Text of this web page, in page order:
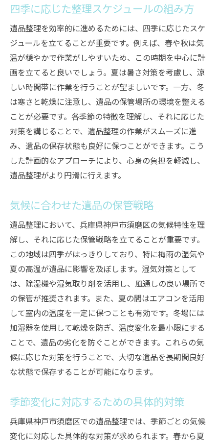
四季に応じた整理スケジュールの組み方
遺品整理を効率的に進めるためには、四季に応じたスケ
ジュールを立てることが重要です。例えば、春や秋は気
温が穏やかで作業がしやすいため、この時期を中心に計
画を立てると良いでしょう。夏は暑さ対策を考慮し、涼
しい時間帯に作業を行うことが望ましいです。一方、冬
は寒さと乾燥に注意し、遺品の保管場所の環境を整える
ことが必要です。各季節の特徴を理解し、それに応じた
対策を講じることで、遺品整理の作業がスムーズに進
み、遺品の保存状態も良好に保つことができます。こう
した計画的なアプローチにより、心身の負担を軽減し、
遺品整理がより円滑に行えます。
気候に合わせた遺品の保管戦略
遺品整理において、兵庫県神戸市須磨区の気候特性を理
解し、それに応じた保管戦略を立てることが重要です。
この地域は四季がはっきりしており、特に梅雨の湿気や
夏の高温が遺品に影響を及ぼします。湿気対策として
は、除湿機や湿気取り剤を活用し、風通しの良い場所で
の保管が推奨されます。また、夏の間はエアコンを活用
して室内の温度を一定に保つことも有効です。冬場には
加湿器を使用して乾燥を防ぎ、温度変化を最小限にする
ことで、遺品の劣化を防ぐことができます。これらの気
候に応じた対策を行うことで、大切な遺品を長期間良好
な状態で保存することが可能になります。
季節変化に対応するための具体的対策
兵庫県神戸市須磨区での遺品整理では、季節ごとの気候
変化に対応した具体的な対策が求められます。春から夏